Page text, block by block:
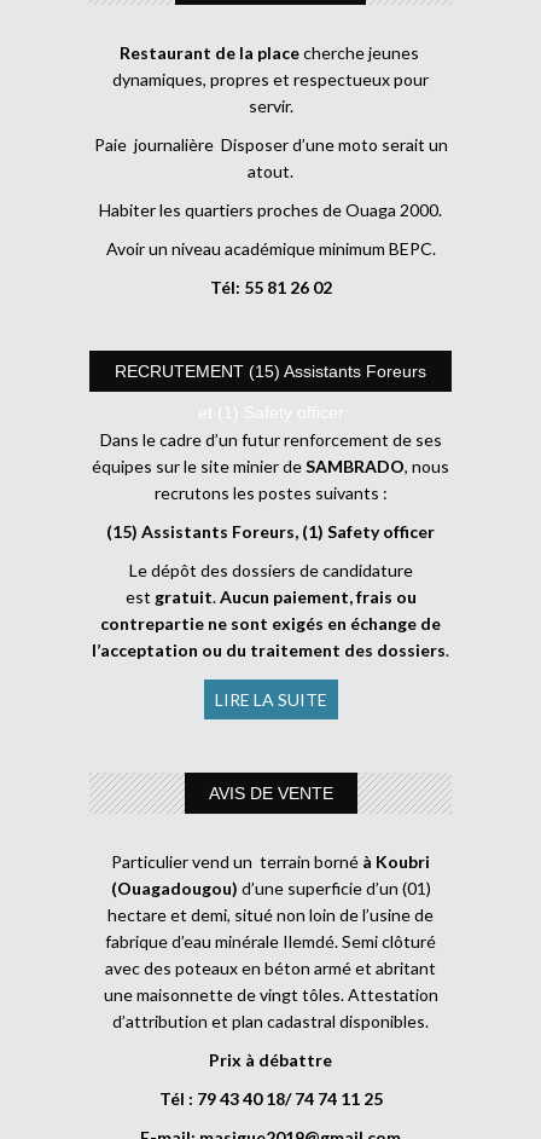
Restaurant de la placecherche jeunes
dynamiques, propres et respectueux pour
servir.
Paie journalière Disposer d’une moto serait un
atout.
Habiter les quartiers proches de Ouaga 2000.
Avoir un niveau académique minimum BEPC.
Tél: 55 81 26 02
RECRUTEMENT (15) Assistants Foreurs
et (1) Safety officer
Dans le cadre d’un futur renforcement de ses
équipes sur le site minier deSAMBRADO, nous
recrutons les postes suivants :
(15) Assistants Foreurs, (1) Safety officer
Le dépôt des dossiers de candidature
est gratuit.Aucun paiement, frais ou
contrepartie ne sont exigés en échange de
l’acceptation ou du traitement des dossiers.
LIRE LA SUITE
AVIS DE VENTE
Particulier vend un terrain borné à Koubri
(Ouagadougou) d’une superficie d’un (01)
hectare et demi, situé non loin de l’usine de
fabrique d’eau minérale Ilemdé. Semi clôturé
avec des poteaux en béton armé et abritant
une maisonnette de vingt tôles. Attestation
d’attribution et plan cadastral disponibles.
Prix à débattre
Tél : 79 43 40 18/ 74 74 11 25